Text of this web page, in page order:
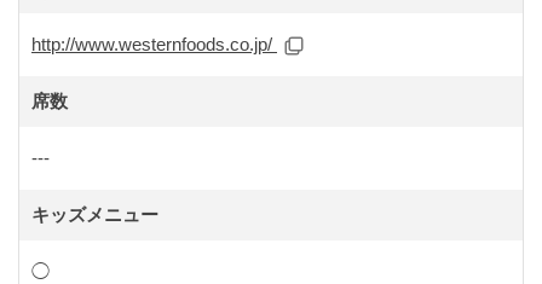
http://www.westernfoods.co.jp/
席数
---
キッズメニュー
◯